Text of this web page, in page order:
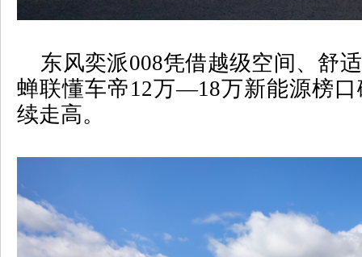
东风奕派008凭借越级空间、舒
蝉联懂车帝12万—18万新能源榜口
续走高。